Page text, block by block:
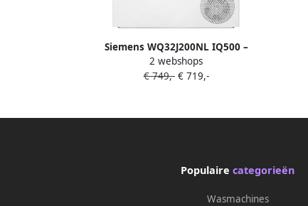
Siemens WQ32J200NL IQ500 –
Wasdroger Warmtepompdroger 9 kg
AutoDry droogt automatisch tot
2 webshops
€ 749,-€ 719,-
Populaire categorieën
Wasmachines